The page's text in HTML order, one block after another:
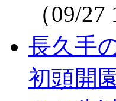
（09/27
長久手
初頭開